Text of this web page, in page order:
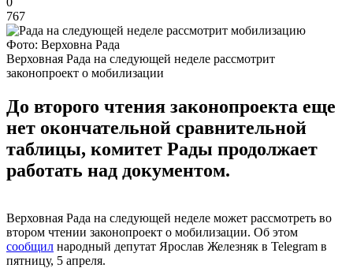
767
Фото: Верховна Рада
Верховная Рада на следующей неделе рассмотрит
законопроект о мобилизации
До второго чтения законопроекта еще
нет окончательной сравнительной
таблицы, комитет Рады продолжает
работать над документом.
Верховная Рада на следующей неделе может рассмотреть во
втором чтении законопроект о мобилизации. Об этом
сообщил народный депутат Ярослав Железняк в Telegram в
пятницу, 5 апреля.